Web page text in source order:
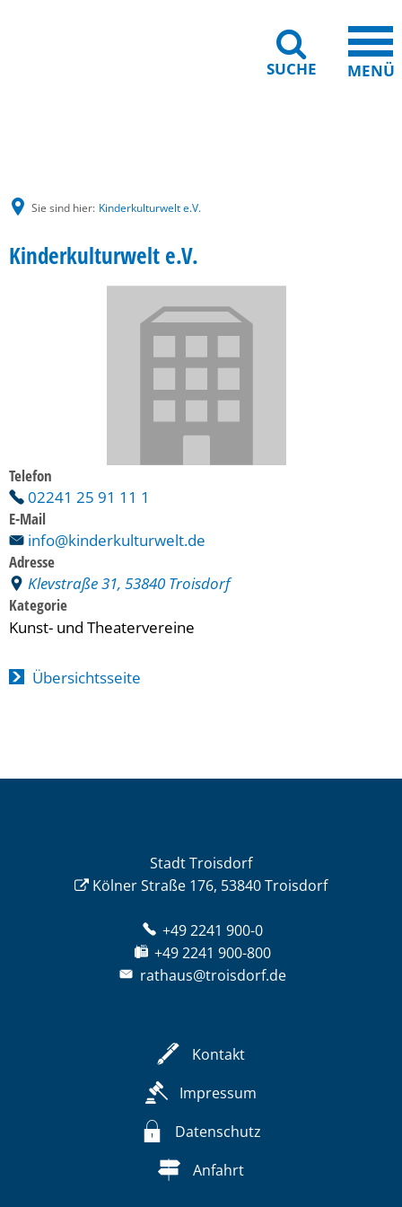
SUCHE MENÜ
Sie sind hier: Kinderkulturwelt e.V.
Kinderkulturwelt e.V.
Telefon
02241 25 91 11 1
E-Mail
info@kinderkulturwelt.de
Adresse
Klevstraße 31, 53840 Troisdorf
Kategorie
Kunst- und Theatervereine
Übersichtsseite
Stadt Troisdorf
Kölner Straße 176, 53840 Troisdorf
+49 2241 900-0
+49 2241 900-800
rathaus@troisdorf.de
Kontakt
Impressum
Datenschutz
Anfahrt